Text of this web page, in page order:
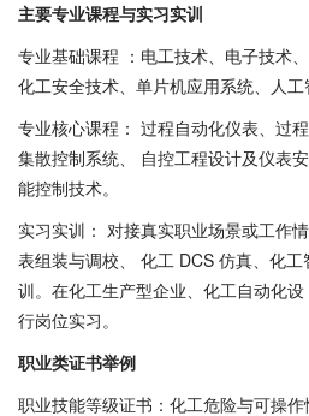
主要专业课程与实习实训
专业基础课程 ：电工技术、电子技术
化工安全技术、单片机应用系统、人工
专业核心课程： 过程自动化仪表、过
集散控制系统、 自控工程设计及仪表
能控制技术。
实习实训： 对接真实职业场景或工作
表组装与调校、 化工 DCS 仿真、化
训。在化工生产型企业、化工自动化
行岗位实习。
职业类证书举例
职业技能等级证书：化工危险与可操